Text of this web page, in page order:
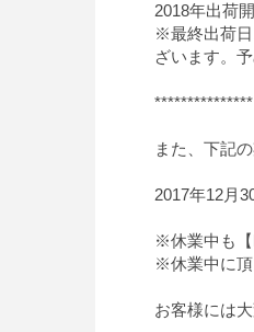
2018年出荷
※最終出荷日
ざいます。
***************
また、下記
2017年12月
※休業中も【
※休業中に頂
お客様には